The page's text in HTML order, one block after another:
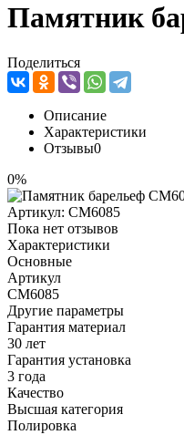
Памятник
Поделиться
Описание
Характеристики
Отзывы0
0%
Артикул: CM6085
Пока нет отзывов
Характеристики
Основные
Артикул
CM6085
Другие параметры
Гарантия материал
30 лет
Гарантия установка
3 года
Качество
Высшая категория
Полировка